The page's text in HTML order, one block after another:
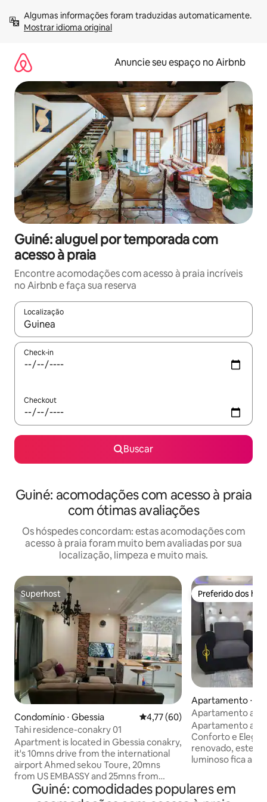
para
Mostrar idioma original
Anuncie seu espaço no Airbnb
Guiné: aluguel por temporada com
acesso à praia
Encontre acomodações com acesso à praia incríveis
no Airbnb e faça sua reserva
Localização
Quando os resultados estiverem disponíveis, explore-os
Check-in
Checkout
Buscar
Guiné: acomodações com acesso à praia
com ótimas avaliações
Os hóspedes concordam: estas acomodações com
acesso à praia foram muito bem avaliadas por sua
localização, limpeza e muito mais.
Superhost
Superhost
Condomínio ⋅ Gbessia 4,77 de uma avaliação média
4,77 (60)
Tahi residence-conakry 01
Apartment is located in Gbessia conakry,
it's 10mns drive from the international
airport Ahmed sekou Toure, 20mns
from US EMBASSY and 25mns from
Kaloum, close to several restaurants and
very easy access. Security is guaranteed
Preferido dos
Preferido dos
Apartamento ⋅
Apartamento
Apartamento a
Conforto e Elegância.
renovado, este
luminoso fica a
localização
Guiné: comodidades populares em